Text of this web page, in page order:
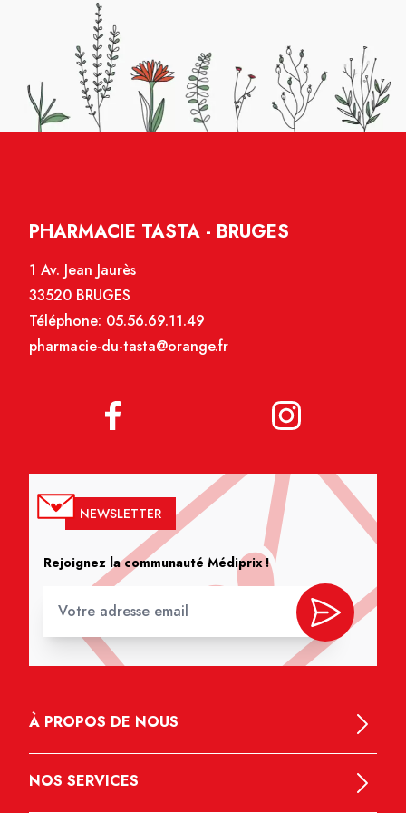
PHARMACIE TASTA - BRUGES
1 Av. Jean Jaurès
33520 BRUGES
Téléphone: 05.56.69.11.49
pharmacie-du-tasta@orange.fr
NEWSLETTER
Rejoignez la communauté Médiprix !
À PROPOS DE NOUS
NOS SERVICES